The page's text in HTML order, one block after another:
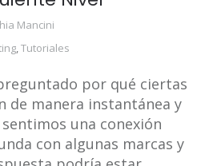
Mancini
,Tutoriales
por qué ciertas
de manera instantánea y
una conexión
con algunas marcas y